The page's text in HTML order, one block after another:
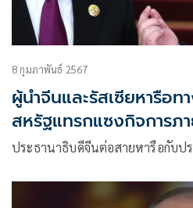
8 กุมภาพันธ์ 2567
ผู้นำจีนและรัสเซียหารือท
สหรัฐแทรกแซงกิจการภ
ประธานาธิบดีจีนต่อสายหารือกับป